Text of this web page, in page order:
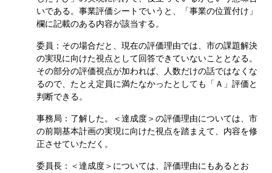
いである。事業評価シートでいうと、「事業の位置付け」
欄に記載のある内容が該当する。
委員：その場合だと、現在の評価理由では、市の課題解決
の実現に向けた視点として回答できていないこととなる。
その部分の評価視点が加われば、人数だけの話ではなくな
るので、たとえ定員に満たなかったとしても「Ａ」評価と
判断できる。
事務局：了解した。＜達成度＞の評価理由については、市
の前期基本計画の実現に向けた視点を踏まえて、内容を修
正させていただく。
委員長：＜達成度＞については、評価理由にもあるとお